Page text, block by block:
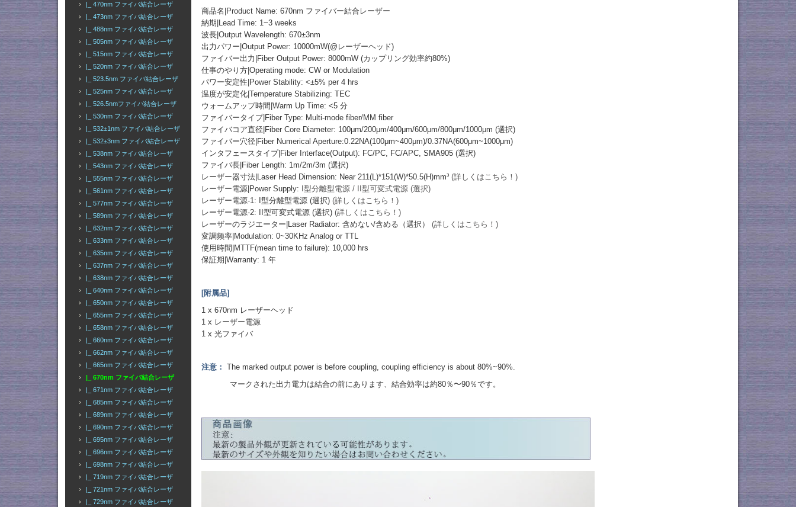
|_ 470nm ファイバ結合レーザ
|_ 473nm ファイバ結合レーザ
|_ 488nm ファイバ結合レーザ
|_ 505nm ファイバ結合レーザ
|_ 515nm ファイバ結合レーザ
|_ 520nm ファイバ結合レーザ
|_ 523.5nm ファイバ結合レーザ
|_ 525nm ファイバ結合レーザ
|_ 526.5nmファイバ結合レーザ
|_ 530nm ファイバ結合レーザ
|_ 532±1nm ファイバ結合レーザ
|_ 532±3nm ファイバ結合レーザ
|_ 538nm ファイバ結合レーザ
|_ 543nm ファイバ結合レーザ
|_ 555nm ファイバ結合レーザ
|_ 561nm ファイバ結合レーザ
|_ 577nm ファイバ結合レーザ
|_ 589nm ファイバ結合レーザ
|_ 632nm ファイバ結合レーザ
|_ 633nm ファイバ結合レーザ
|_ 635nm ファイバ結合レーザ
|_ 637nm ファイバ結合レーザ
|_ 638nm ファイバ結合レーザ
|_ 640nm ファイバ結合レーザ
|_ 650nm ファイバ結合レーザ
|_ 655nm ファイバ結合レーザ
|_ 658nm ファイバ結合レーザ
|_ 660nm ファイバ結合レーザ
|_ 662nm ファイバ結合レーザ
|_ 665nm ファイバ結合レーザ
|_ 670nm ファイバ結合レーザ
|_ 671nm ファイバ結合レーザ
|_ 685nm ファイバ結合レーザ
|_ 689nm ファイバ結合レーザ
|_ 690nm ファイバ結合レーザ
|_ 695nm ファイバ結合レーザ
|_ 696nm ファイバ結合レーザ
|_ 698nm ファイバ結合レーザ
|_ 719nm ファイバ結合レーザ
|_ 721nm ファイバ結合レーザ
|_ 729nm ファイバ結合レーザ
商品名|Product Name: 670nm ファイバー結合レーザー
納期|Lead Time: 1~3 weeks
波長|Output Wavelength: 670±3nm
出力パワー|Output Power: 10000mW(@レーザーヘッド)
ファイバー出力|Fiber Output Power: 8000mW (カップリング効率約80%)
仕事のやり方|Operating mode: CW or Modulation
パワー安定性|Power Stability: <±5% per 4 hrs
温度が安定化|Temperature Stabilizing: TEC
ウォームアップ時間|Warm Up Time: <5 分
ファイバータイプ|Fiber Type: Multi-mode fiber/MM fiber
ファイバコア直径|Fiber Core Diameter: 100μm/200μm/400μm/600μm/800μm/1000μm (選択)
ファイバー穴径|Fiber Numerical Aperture:0.22NA(100μm~400μm)/0.37NA(600μm~1000μm)
インタフェースタイプ|Fiber Interface(Output): FC/PC, FC/APC, SMA905 (選択)
ファイバ長|Fiber Length: 1m/2m/3m (選択)
レーザー器寸法|Laser Head Dimension: Near 211(L)*151(W)*50.5(H)mm³ (詳しくはこちら！)
レーザー電源|Power Supply: I型分離型電源 / II型可変式電源 (選択)
レーザー電源-1: I型分離型電源 (選択)(詳しくはこちら！)
レーザー電源-2: II型可変式電源 (選択)(詳しくはこちら！)
レーザーのラジエーター|Laser Radiator: 含めない/含める（選択）(詳しくはこちら！)
変調频率|Modulation: 0~30KHz Analog or TTL
使用時間|MTTF(mean time to failure): 10,000 hrs
保証期|Warranty: 1 年
[附属品]
1 x 670nm レーザーヘッド
1 x レーザー電源
1 x 光ファイバ
注意： The marked output power is before coupling, coupling efficiency is about 80%~90%.
マークされた出力電力は結合の前にあります、結合効率は約80％〜90％です。